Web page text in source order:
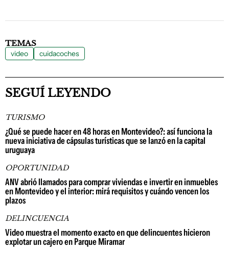
TEMAS
video cuidacoches
SEGUÍ LEYENDO
TURISMO
¿Qué se puede hacer en 48 horas en Montevideo?: así funciona la
nueva iniciativa de cápsulas turísticas que se lanzó en la capital
uruguaya
OPORTUNIDAD
ANV abrió llamados para comprar viviendas e invertir en inmuebles
en Montevideo y el interior: mirá requisitos y cuándo vencen los
plazos
DELINCUENCIA
Video muestra el momento exacto en que delincuentes hicieron
explotar un cajero en Parque Miramar